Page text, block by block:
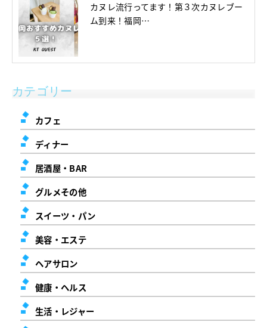
カヌレ流行ってます！第３次カヌレブー
ム到来！福岡…
カテゴリー
カフェ
ディナー
居酒屋・BAR
グルメその他
スイーツ・パン
美容・エステ
ヘアサロン
健康・ヘルス
生活・レジャー